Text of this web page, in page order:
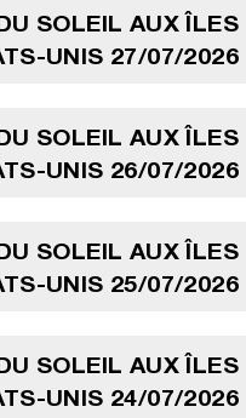
SOLEIL AUX ÎLES
UNIS 27/07/2026
SOLEIL AUX ÎLES
UNIS 26/07/2026
SOLEIL AUX ÎLES
UNIS 25/07/2026
SOLEIL AUX ÎLES
UNIS 24/07/2026